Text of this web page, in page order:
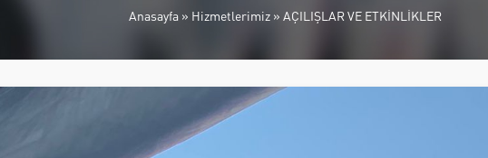
Anasayfa» Hizmetlerimiz» AÇILIŞLAR VE ETKİNLİKLER